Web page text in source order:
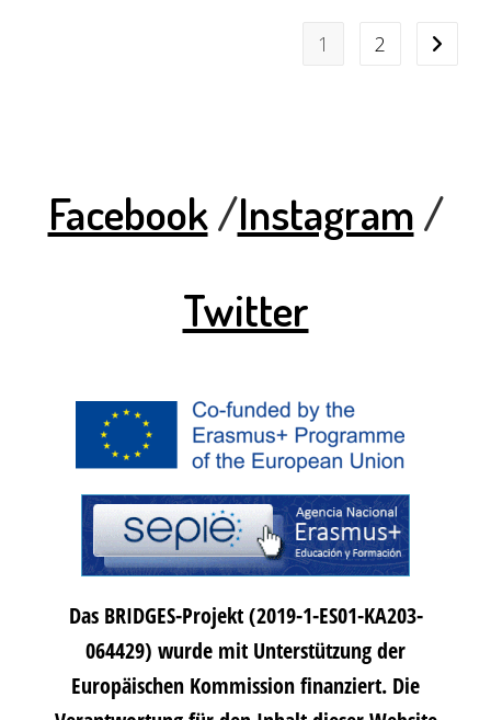
1 2
Facebook/Instagram /
Twitter
Das BRIDGES-Projekt (2019-1-ES01-KA203-
064429) wurde mit Unterstützung der
Europäischen Kommission finanziert. Die